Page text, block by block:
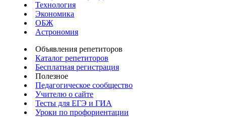
Технология
Экономика
ОБЖ
Астрономия
Объявления репетиторов
Каталог репетиторов
Бесплатная регистрация
Полезное
Педагогическое сообщество
Учителю о сайте
Тесты для ЕГЭ и ГИА
Уроки по профориентации